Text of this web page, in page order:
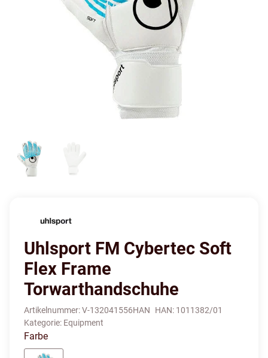
Uhlsport FM Cybertec Soft
Flex Frame
Torwarthandschuhe
Artikelnummer:V-132041556HAN HAN: 1011382/01
Kategorie: Equipment
Farbe